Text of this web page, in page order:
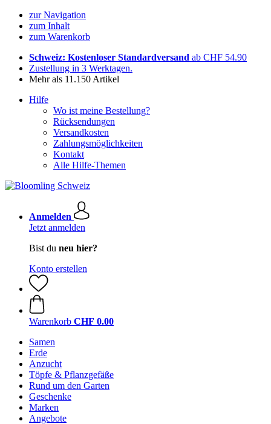
zur Navigation
zum Inhalt
zum Warenkorb
Schweiz: Kostenloser Standardversand ab CHF 54.90
Zustellung in 3 Werktagen.
Mehr als 11.150 Artikel
Hilfe
Wo ist meine Bestellung?
Rücksendungen
Versandkosten
Zahlungsmöglichkeiten
Kontakt
Alle Hilfe-Themen
Anmelden
Jetzt anmelden
Bist du neu hier?
Konto erstellen
Warenkorb CHF 0.00
Samen
Erde
Anzucht
Töpfe & Pflanzgefäße
Rund um den Garten
Geschenke
Marken
Angebote